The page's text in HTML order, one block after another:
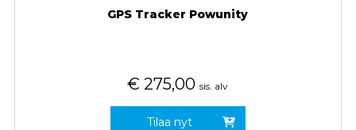
GPS Tracker Powunity
€ 275,00 sis. alv
Tilaa nyt